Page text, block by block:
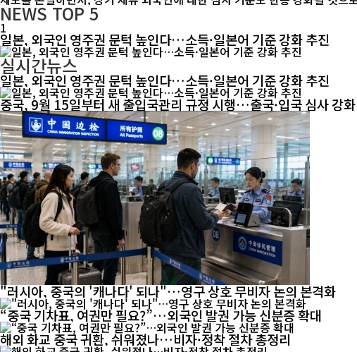
NEWSTOP 5
1
일본, 외국인 영주권 문턱 높인다…소득·일본어 기준 강화 추진
실시간뉴스
일본, 외국인 영주권 문턱 높인다…소득·일본어 기준 강화 추진
중국, 9월 15일부터 새 출입국관리 규정 시행…출국·입국 심사 강화
"러시아, 중국의 '캐나다' 되나"…영구 상호 무비자 논의 본격화
“중국 기차표, 여권만 필요?”…외국인 발권 가능 신분증 확대
해외 화교 중국 귀환, 쉬워졌나…비자·정착 절차 총정리